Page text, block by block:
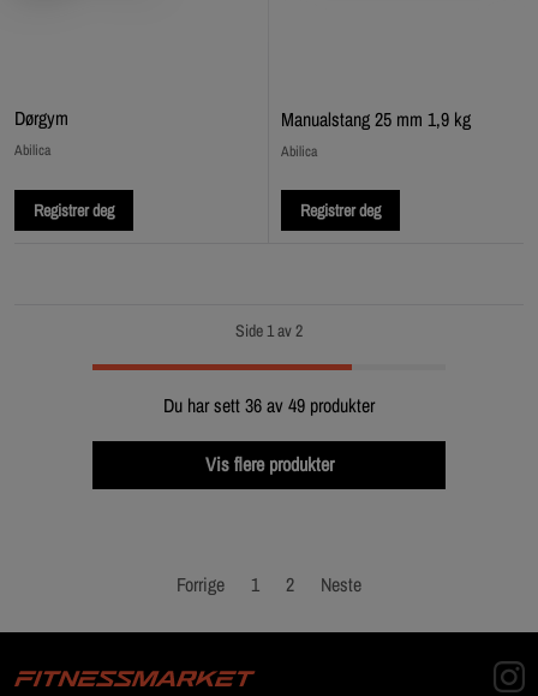
Dørgym
Abilica
Registrer deg
Manualstang 25 mm 1,9 kg
Abilica
Registrer deg
Side 1 av 2
Du har sett 36 av 49 produkter
Vis flere produkter
Forrige 1 2 Neste